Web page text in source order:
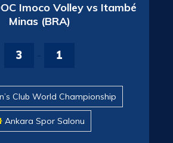
Imoco Volley vs Itambé
Minas (BRA)
3 1
Club World Championship
Ankara Spor Salonu